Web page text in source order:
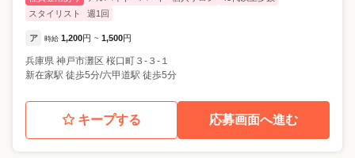
スタイリスト
週1回
ア 時給 1,200円 ~ 1,500円
兵庫県 神戸市灘区 桜口町３-３-１
新在家駅 徒歩5分/六甲道駅 徒歩5分
キープする 応募画面へ進む